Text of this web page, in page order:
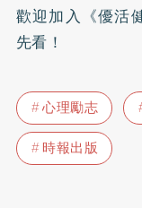
歡迎加入 《優活
先看！
心理勵志
時報出版